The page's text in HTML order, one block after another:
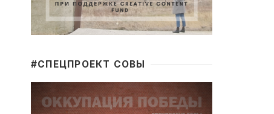
#CПЕЦПРОЕКТ СОВЫ